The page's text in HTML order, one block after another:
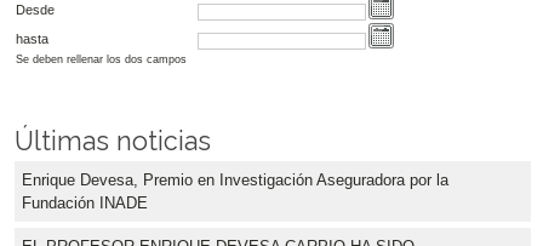
Desde
hasta
Se deben rellenar los dos campos
Últimas noticias
Enrique Devesa, Premio en Investigación Aseguradora por la
Fundación INADE